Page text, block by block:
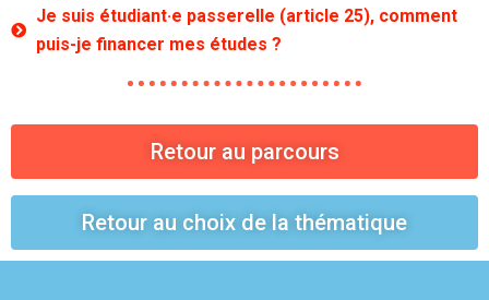
Je suis étudiant·e passerelle (article 25), comment
puis-je financer mes études ?
Retour au parcours
Retour au choix de la thématique